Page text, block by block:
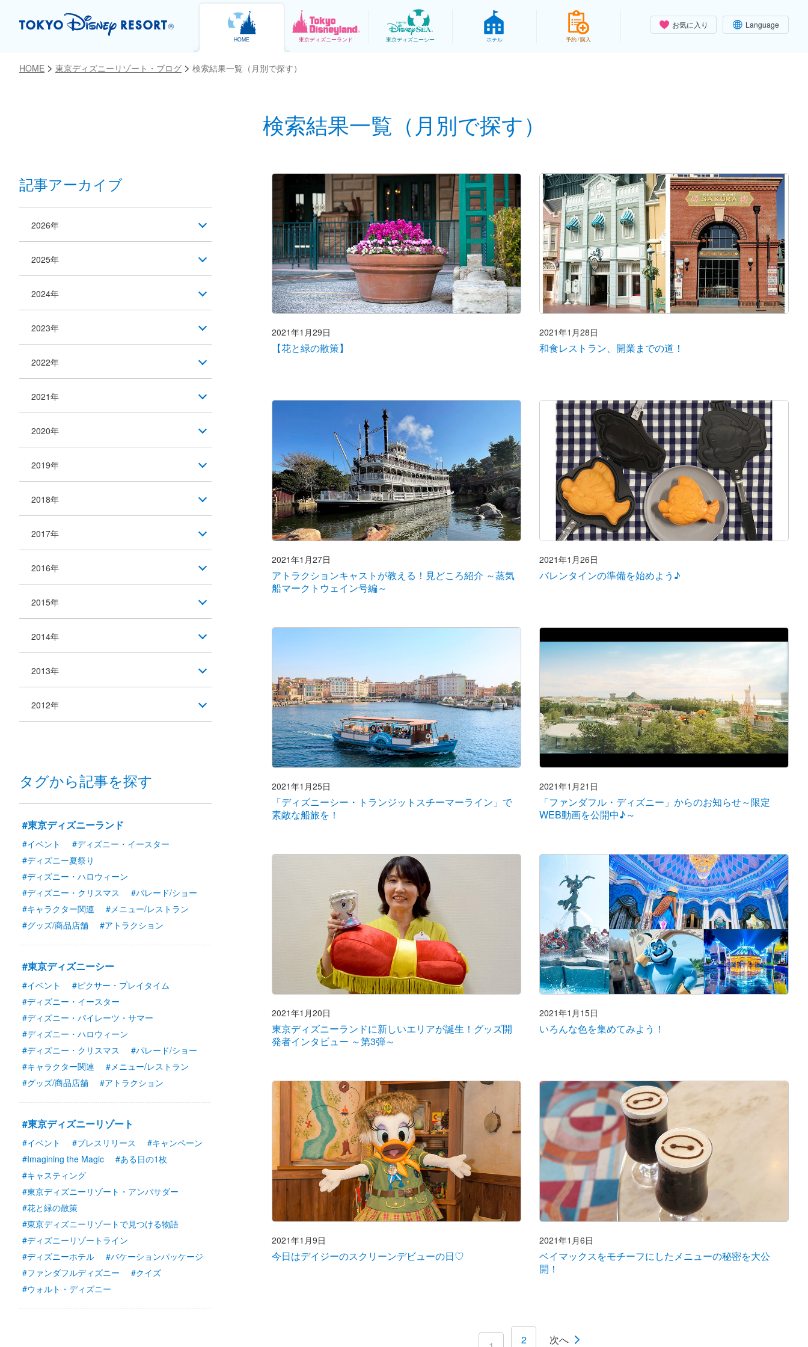
お気に入り Language
HOME 東京ディズニーランド 東京ディズニーシー ホテル 予約 / 購入
HOME 東京ディズニーリゾート・ブログ 検索結果一覧（月別で探す）
検索結果一覧（月別で探す）
2021年1月29日
【花と緑の散策】
2021年1月28日
和食レストラン、開業までの道！
2021年1月27日
アトラクションキャストが教える！見どころ紹介 ～蒸気
船マークトウェイン号編～
2021年1月26日
バレンタインの準備を始めよう♪
2021年1月25日
「ディズニーシー・トランジットスチーマーライン」で
素敵な船旅を！
2021年1月21日
「ファンダフル・ディズニー」からのお知らせ～限定
WEB動画を公開中♪～
2021年1月20日
東京ディズニーランドに新しいエリアが誕生！グッズ開
発者インタビュー ～第3弾～
2021年1月15日
いろんな色を集めてみよう！
2021年1月9日
今日はデイジーのスクリーンデビューの日♡
2021年1月6日
ベイマックスをモチーフにしたメニューの秘密を大公
開！
2 次へ
記事アーカイブ
2026年
2025年
2024年
2023年
2022年
2021年
2020年
2019年
2018年
2017年
2016年
2015年
2014年
2013年
2012年
タグから記事を探す
#東京ディズニーランド
#イベント
#ディズニー・イースター
#ディズニー夏祭り
#ディズニー・ハロウィーン
#ディズニー・クリスマス
#パレード/ショー
#キャラクター関連
#メニュー/レストラン
#グッズ/商品店舗
#アトラクション
#東京ディズニーシー
#イベント
#ピクサー・プレイタイム
#ディズニー・イースター
#ディズニー・パイレーツ・サマー
#ディズニー・ハロウィーン
#ディズニー・クリスマス
#パレード/ショー
#キャラクター関連
#メニュー/レストラン
#グッズ/商品店舗
#アトラクション
#東京ディズニーリゾート
#イベント #プレスリリース
#キャンペーン
#Imagining the Magic
#ある日の1枚
#キャスティング
#東京ディズニーリゾート・アンバサダー
#花と緑の散策
#東京ディズニーリゾートで見つける物語
#ディズニーリゾートライン
#ディズニーホテル
#バケーションパッケージ
#ファンダフルディズニー
#クイズ
#ウォルト・ディズニー